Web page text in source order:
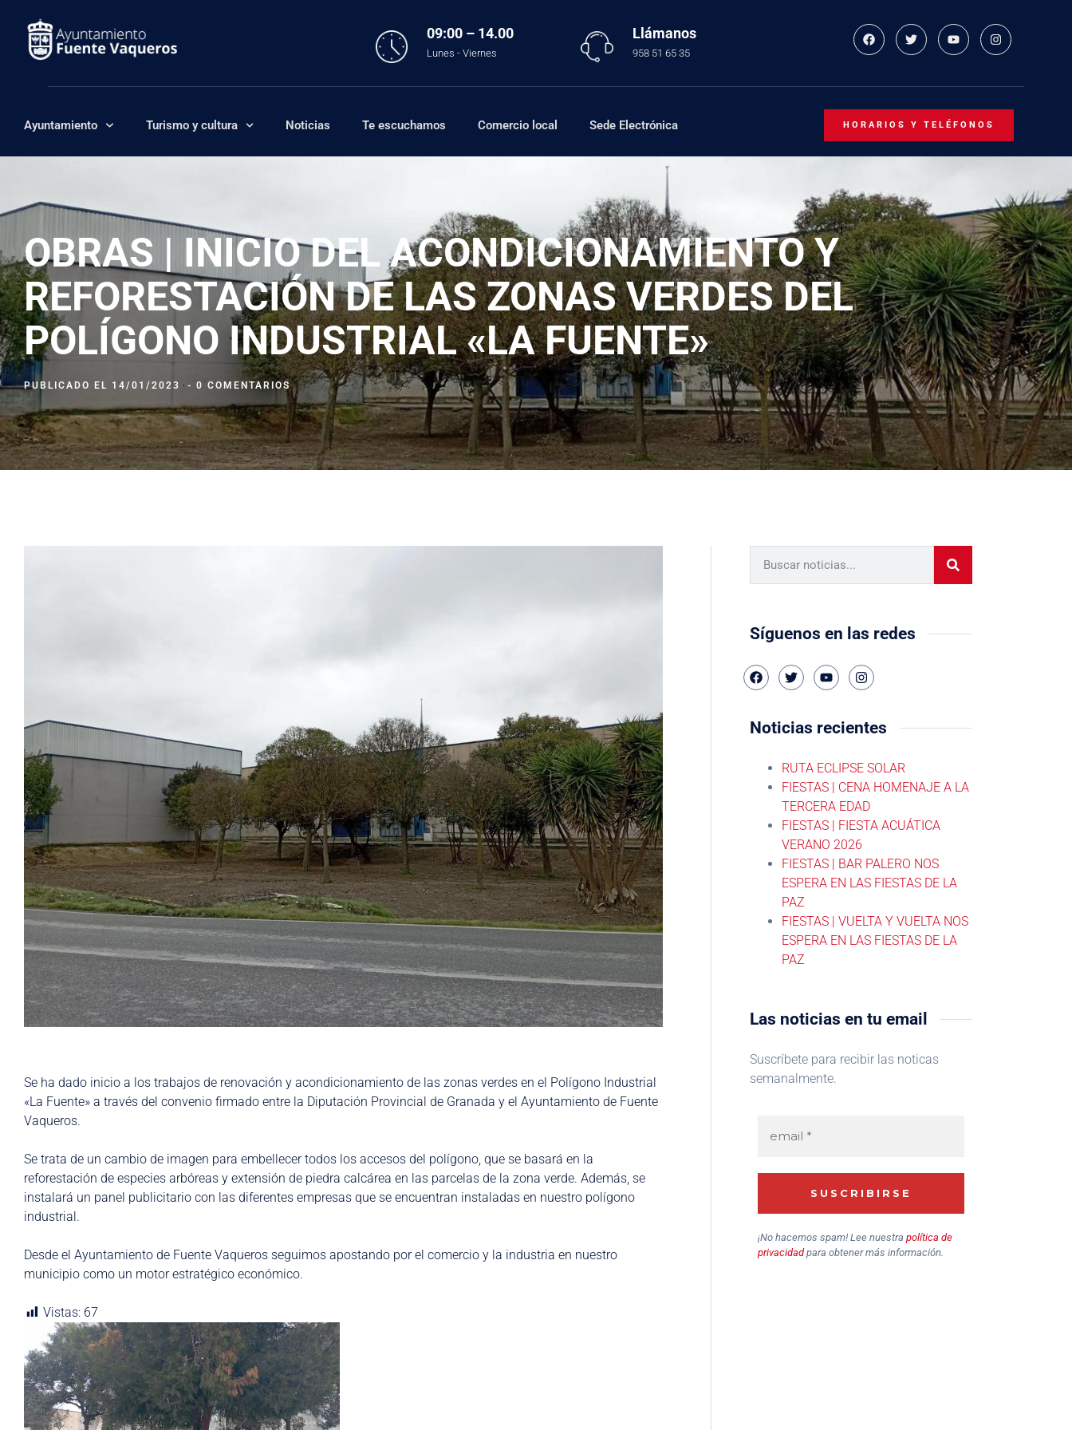
09:00 – 14.00
Lunes - Viernes
Llámanos
958 51 65 35
Ayuntamiento Turismo y cultura Noticias Te escuchamos Comercio local Sede Electrónica HORARIOS Y TELÉFONOS
OBRAS | INICIO DEL ACONDICIONAMIENTO Y
REFORESTACIÓN DE LAS ZONAS VERDES DEL
POLÍGONO INDUSTRIAL «LA FUENTE»
PUBLICADO EL 14/01/2023 - 0 COMENTARIOS
Se ha dado inicio a los trabajos de renovación y acondicionamiento de las zonas verdes en el Polígono Industrial
«La Fuente» a través del convenio firmado entre la Diputación Provincial de Granada y el Ayuntamiento de Fuente
Vaqueros.
Se trata de un cambio de imagen para embellecer todos los accesos del polígono, que se basará en la
reforestación de especies arbóreas y extensión de piedra calcárea en las parcelas de la zona verde. Además, se
instalará un panel publicitario con las diferentes empresas que se encuentran instaladas en nuestro polígono
industrial.
Desde el Ayuntamiento de Fuente Vaqueros seguimos apostando por el comercio y la industria en nuestro
municipio como un motor estratégico económico.
Vistas: 67
Síguenos en las redes
Noticias recientes
RUTA ECLIPSE SOLAR
FIESTAS | CENA HOMENAJE A LA
TERCERA EDAD
FIESTAS | FIESTA ACUÁTICA
VERANO 2026
FIESTAS | BAR PALERO NOS
ESPERA EN LAS FIESTAS DE LA
PAZ
FIESTAS | VUELTA Y VUELTA NOS
ESPERA EN LAS FIESTAS DE LA
PAZ
Las noticias en tu email
Suscríbete para recibir las noticas
semanalmente.
¡No hacemos spam! Lee nuestrapolítica de
privacidadpara obtener más información.